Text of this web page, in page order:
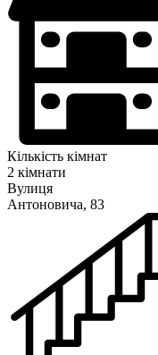
Кількість кімнат
2 кімнати
Вулиця
Антоновича, 83